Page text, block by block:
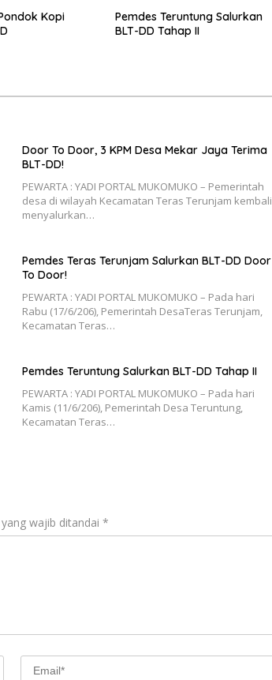
Kopi
Pemdes Teruntung Salurkan
BLT-DD Tahap II
Door To Door, 3 KPM Desa Mekar Jaya Terima
BLT-DD!
PEWARTA : YADI PORTAL MUKOMUKO – Pemerintah
desa di wilayah Kecamatan Teras Terunjam kembali
menyalurkan…
Pemdes Teras Terunjam Salurkan BLT-DD Door
To Door!
PEWARTA : YADI PORTAL MUKOMUKO – Pada hari
Rabu (17/6/206), Pemerintah DesaTeras Terunjam,
Kecamatan Teras…
Pemdes Teruntung Salurkan BLT-DD Tahap II
PEWARTA : YADI PORTAL MUKOMUKO – Pada hari
Kamis (11/6/206), Pemerintah Desa Teruntung,
Kecamatan Teras…
yang wajib ditandai *